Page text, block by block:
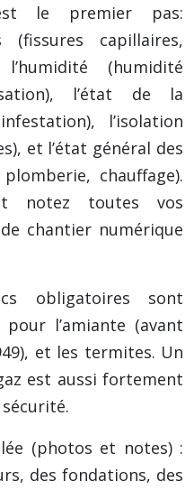
le premier pas:
(fissures capillaires,
(humidité
l’état de la
l’isolation
et l’état général des
chauffage).
notez toutes vos
chantier numérique
obligatoires sont
l’amiante (avant
et les termites. Un
est aussi fortement
(photos et notes) :
des fondations, des